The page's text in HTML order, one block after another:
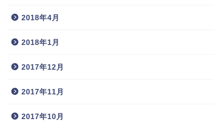
2018年4月
2018年1月
2017年12月
2017年11月
2017年10月